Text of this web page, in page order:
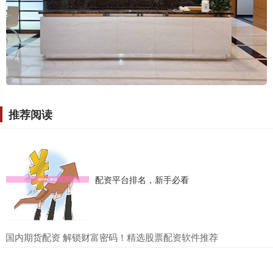
推荐阅读
配资平台排名，新手必看
​国内期货配资 解锁财富密码！精选股票配资软件推荐